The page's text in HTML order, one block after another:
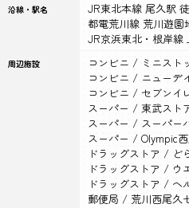
沿線・駅名
JR東北本線 尾久駅
都電荒川線 荒川遊園
JR京浜東北・根岸線
周辺施設
コンビニ / ミニスト
コンビニ / ニューデ
コンビニ / セブンイ
スーパー / 東武スト
スーパー / スーパー
スーパー / Olympic西
ドラッグストア / ど
ドラッグストア / ウ
ドラッグストア / ヘ
郵便局 / 荒川西尾久